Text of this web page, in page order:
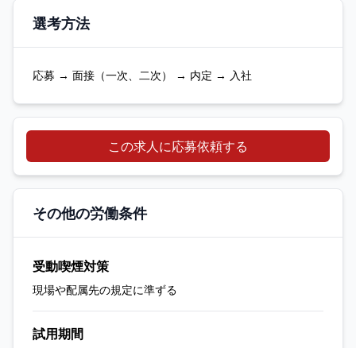
選考方法
応募 → 面接（一次、二次） → 内定 → 入社
この求人に応募依頼する
その他の労働条件
受動喫煙対策
現場や配属先の規定に準ずる
試用期間